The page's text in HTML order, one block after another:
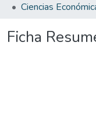
Ciencias
Ficha